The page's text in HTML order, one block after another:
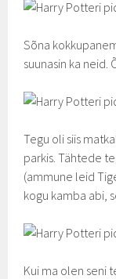
Sõna
suunasin ka neid.
Tegu oli siis
parkis. Tähtede
(ammune leid
kogu kamba abi,
Kui ma olen seni